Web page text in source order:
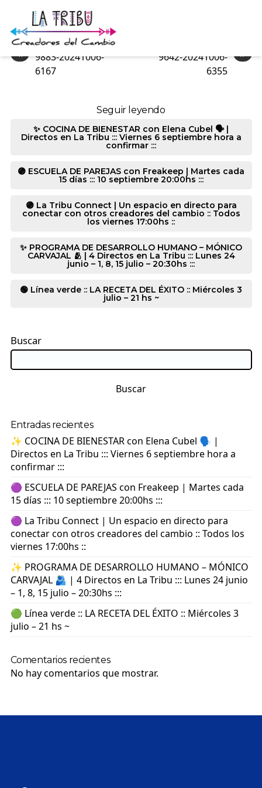
1613-20241006-3040
«
9883-20241006-
6167
»
9642-20241006-
6355
Seguir leyendo
✨ COCINA DE BIENESTAR con Elena Cubel 🗣️ |
Directos en La Tribu ::: Viernes 6 septiembre hora a
confirmar :::
🟣 ESCUELA DE PAREJAS con Freakeep | Martes cada
15 días ::: 10 septiembre 20:00hs :::
🟣 La Tribu Connect | Un espacio en directo para
conectar con otros creadores del cambio :: Todos
los viernes 17:00hs ::
✨ PROGRAMA DE DESARROLLO HUMANO – MÓNICO
CARVAJAL 🫂 | 4 Directos en La Tribu ::: Lunes 24
junio – 1, 8, 15 julio – 20:30hs :::
🟢 Línea verde :: LA RECETA DEL ÉXITO :: Miércoles 3
julio – 21 hs ~
Buscar
Buscar
Entradas recientes
✨ COCINA DE BIENESTAR con Elena Cubel 🗣️ |
Directos en La Tribu ::: Viernes 6 septiembre hora a
confirmar :::
🟣 ESCUELA DE PAREJAS con Freakeep | Martes cada
15 días ::: 10 septiembre 20:00hs :::
🟣 La Tribu Connect | Un espacio en directo para
conectar con otros creadores del cambio :: Todos los
viernes 17:00hs ::
✨ PROGRAMA DE DESARROLLO HUMANO – MÓNICO
CARVAJAL 🫂 | 4 Directos en La Tribu ::: Lunes 24 junio
– 1, 8, 15 julio – 20:30hs :::
🟢 Línea verde :: LA RECETA DEL ÉXITO :: Miércoles 3
julio – 21 hs ~
Comentarios recientes
No hay comentarios que mostrar.